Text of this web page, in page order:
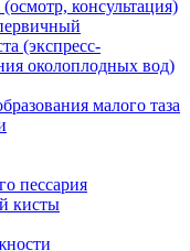
консультация)
(экспресс-
околоплодных вод)
малого таза
пессария
кисты